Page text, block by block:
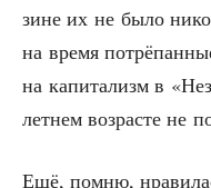
зине их не было
на вре­мя
на капи­та­лизм в
лет­нем воз­расте не
Ещё, пом­ню,